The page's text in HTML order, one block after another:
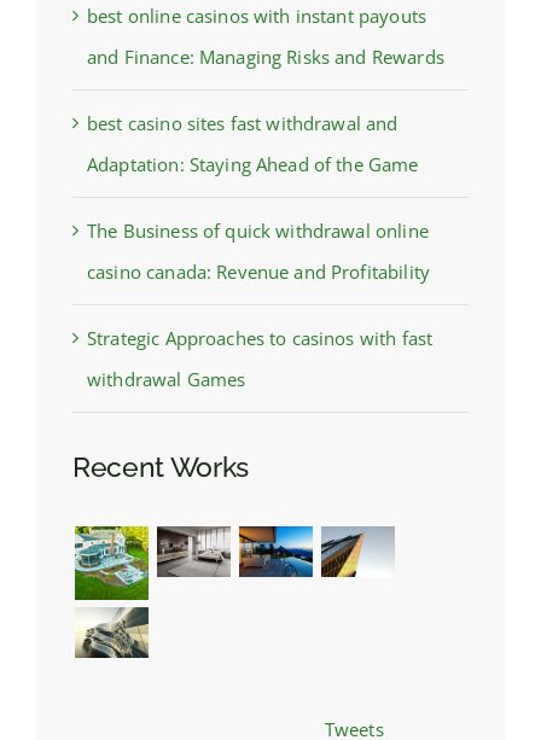
best online casinos with instant payouts
and Finance: Managing Risks and Rewards
best casino sites fast withdrawal and
Adaptation: Staying Ahead of the Game
The Business of quick withdrawal online
casino canada: Revenue and Profitability
Strategic Approaches to casinos with fast
withdrawal Games
Recent Works
Tweets